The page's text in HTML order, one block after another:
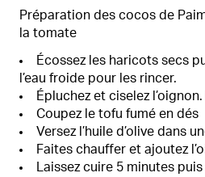
Préparation des cocos de
la tomate
Écossez les haricots secs
l’eau froide pour les rincer.
Épluchez et ciselez
Coupez le tofu fumé en dés
Versez l’huile d’olive dans
Faites chauffer et ajoutez
Laissez cuire 5 minutes